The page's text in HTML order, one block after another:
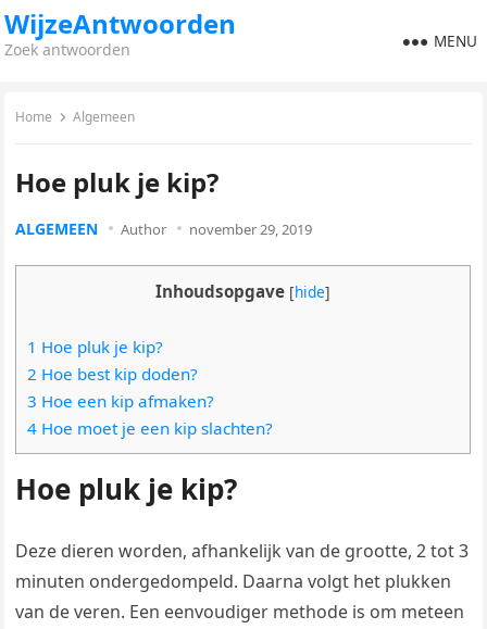
WijzeAntwoorden
Zoek antwoorden MENU
Home Algemeen
Hoe pluk je kip?
ALGEMEEN Author november 29, 2019
Inhoudsopgave [hide]
1 Hoe pluk je kip?
2 Hoe best kip doden?
3 Hoe een kip afmaken?
4 Hoe moet je een kip slachten?
Hoe pluk je kip?
Deze dieren worden, afhankelijk van de grootte, 2 tot 3
minuten ondergedompeld. Daarna volgt het plukken
van de veren. Een eenvoudiger methode is om meteen